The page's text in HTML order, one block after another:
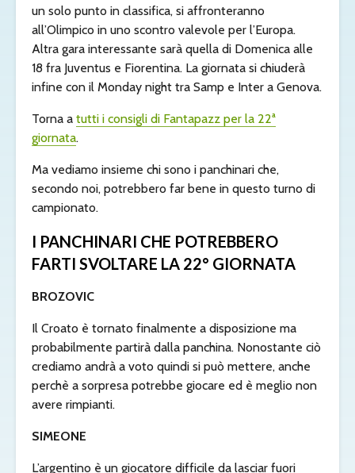
un solo punto in classifica, si affronteranno
all’Olimpico in uno scontro valevole per l’Europa.
Altra gara interessante sarà quella di Domenica alle
18 fra Juventus e Fiorentina. La giornata si chiuderà
infine con il Monday night tra Samp e Inter a Genova.
Torna a tutti i consigli di Fantapazz per la 22ª
giornata.
Ma vediamo insieme chi sono i panchinari che,
secondo noi, potrebbero far bene in questo turno di
campionato.
I PANCHINARI CHE POTREBBERO
FARTI SVOLTARE LA 22° GIORNATA
BROZOVIC
Il Croato è tornato finalmente a disposizione ma
probabilmente partirà dalla panchina. Nonostante ciò
crediamo andrà a voto quindi si può mettere, anche
perchè a sorpresa potrebbe giocare ed è meglio non
avere rimpianti.
SIMEONE
L’argentino è un giocatore difficile da lasciar fuori